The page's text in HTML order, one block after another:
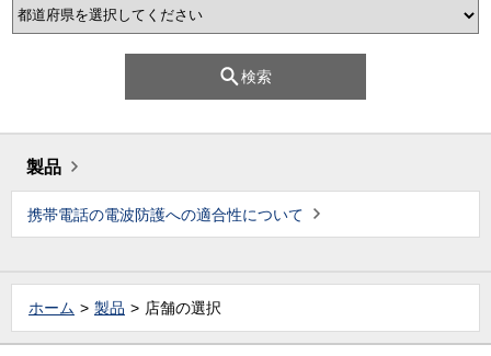
検索
製品
携帯電話の電波防護への適合性について
ホーム 製品 店舗の選択